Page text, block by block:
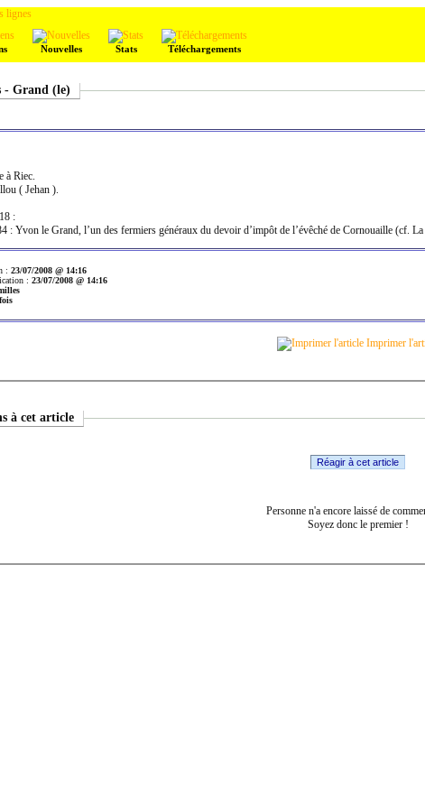
Nouvelles Stats Téléchargements
- Grand (le)
à Riec.
( Jehan ).
:
Yvon le Grand, l’un des fermiers généraux du devoir d’impôt de l’évêché de Cornouaille (cf.
: 23/07/2008 @ 14:16
: 23/07/2008 @ 14:16
Imprimer
à cet article
Réagir à cet article
Personne n'a encore laissé de
Soyez donc le premier !